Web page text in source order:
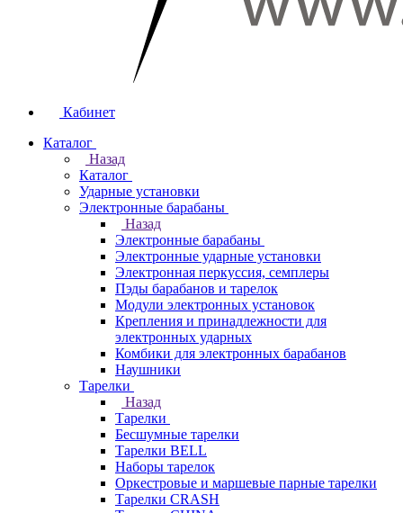
Кабинет
Каталог
Назад
Каталог
Ударные установки
Электронные барабаны
Назад
Электронные барабаны
Электронные ударные установки
Электронная перкуссия, семплеры
Пэды барабанов и тарелок
Модули электронных установок
Крепления и принадлежности для
электронных ударных
Комбики для электронных барабанов
Наушники
Тарелки
Назад
Тарелки
Бесшумные тарелки
Тарелки BELL
Наборы тарелок
Оркестровые и маршевые парные тарелки
Тарелки CRASH